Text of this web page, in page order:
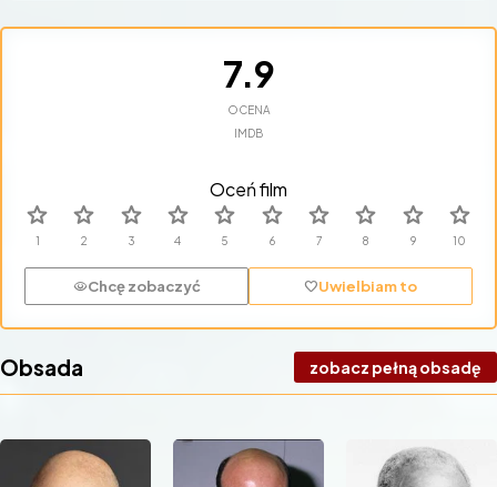
7.9
OCENA
IMDB
Oceń film
star star star star star star star star star star
visibilityChcę zobaczyć favoriteUwielbiam to
Obsada zobacz pełną obsadę